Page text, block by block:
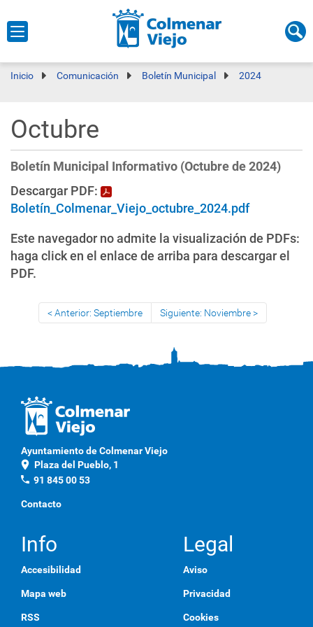
Inicio Comunicación Boletín Municipal 2024
Octubre
Boletín Municipal Informativo (Octubre de 2024)
Descargar PDF:
Boletín_Colmenar_Viejo_octubre_2024.pdf
Este navegador no admite la visualización de PDFs:
haga click en el enlace de arriba para descargar el
PDF.
Anterior: Septiembre Siguiente: Noviembre
Ayuntamiento de Colmenar Viejo
location_on Plaza del Pueblo, 1
phone 91 845 00 53
Contacto
Info
Accesibilidad
Mapa web
RSS
Legal
Aviso
Privacidad
Cookies